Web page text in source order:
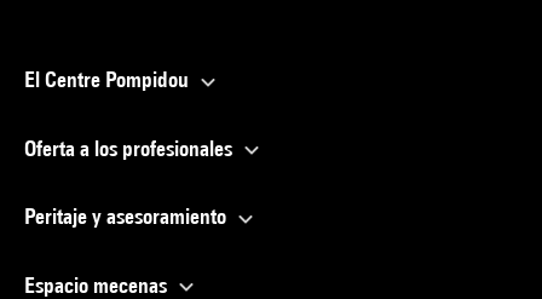
El Centre Pompidou
Oferta a los profesionales
Peritaje y asesoramiento
Espacio mecenas